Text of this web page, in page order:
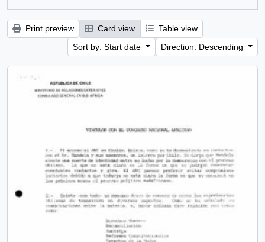
Print preview Card view
Table view
Sort by: Start date
Direction: Descending